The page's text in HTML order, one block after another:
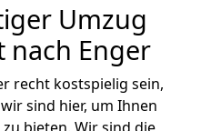
Umzug
Enger
recht kostspielig sein,
sind hier, um Ihnen